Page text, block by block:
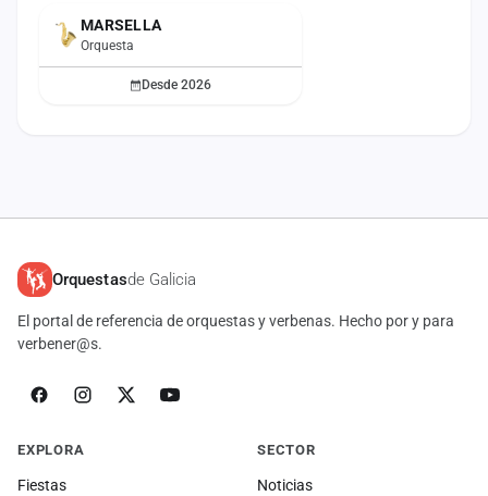
ACTUALMARSELLA
Orquesta
Desde 2026
Orquestasde Galicia
El portal de referencia de orquestas y verbenas. Hecho por y para
verbener@s.
EXPLORA
Fiestas
SECTOR
Noticias